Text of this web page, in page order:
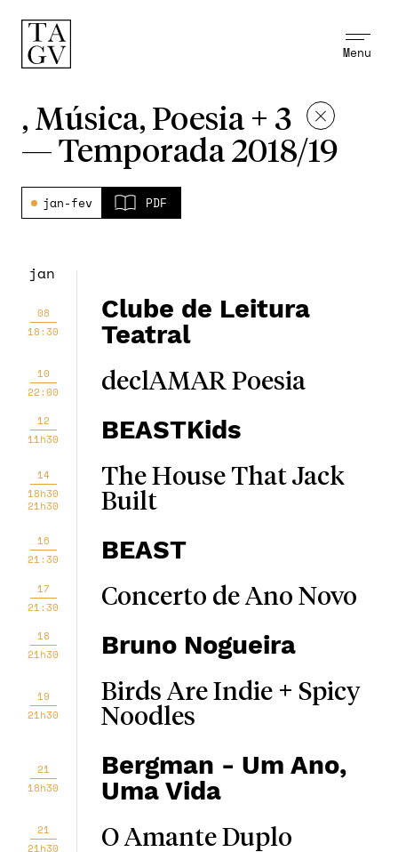
Menu
, Música, Poesia + 3
— Temporada 2018/19
jan-fev PDF
jan
08
18:30
Clube de Leitura
Teatral
10
22:00
declAMAR Poesia
12
11h30
BEASTKids
14
18h30
21h30
The House That Jack
Built
16
21:30
BEAST
17
21:30
Concerto de Ano Novo
18
21h30
Bruno Nogueira
19
21h30
Birds Are Indie + Spicy
Noodles
21
18h30
Bergman - Um Ano,
Uma Vida
21
21h30
O Amante Duplo